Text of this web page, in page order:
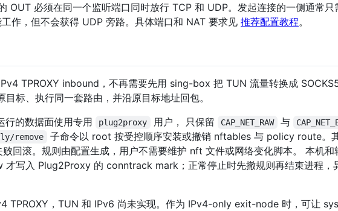
OUT 必须在同一个监听端口同时放行 TCP 和 UDP。发起连接的一侧通常
作，但不会获得 UDP 旁路。具体端口和 NAT 要求见 推荐配置教程。
TPROXY inbound，不再需要先用 sing-box 把 TUN 流量转换成
标、执行同一套路由，并沿原目标地址回包。
行的数据面使用专用
plug2proxy 用户， 只保留 CAP_NET_RAW 与
remove
子命令以 root 按受控顺序安装或撤销 nftables 与 policy route。
回滚。规则由配置生成，用户不需要维护 nft 文件或网络变化脚本。 本机
写入 Plug2Proxy 的 conntrack mark；正常停止时先撤规则再结束进程
TPROXY，TUN 和 IPv6 尚未实现。作为 IPv4-only exit-node 时，可让